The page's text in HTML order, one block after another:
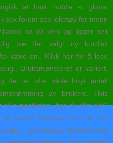
at han trodde at global
er 60 kvm og ligger helt
ble det valgt ny kurdisk
være en.. Klikk her for å lese
Bruksmønsteret er variert,
det er ofte både høyt antall
av brukere. Hvis
til e-postlisten, har du fått det?
gratis? Cookies som du har
Beskrivelse Økonomisjef